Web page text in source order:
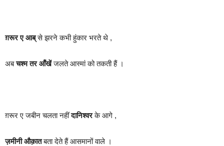
ग़रूर ए आब्से झरने कभी हुंकार भरते थे ,
अबचश्म तर आँखेंजलते आस्मां को तकती हैं ।
ग़रूर ए जबीन चलता नहींदानिश्वरके आगे ,
ज़मीनी औक़ातबता देते हैं आसमानों वाले ।